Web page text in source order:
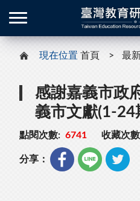
現在位置 首頁 最
感謝嘉義市政
義市文獻(1-24
點閱次數: 6741 收藏次
分享：